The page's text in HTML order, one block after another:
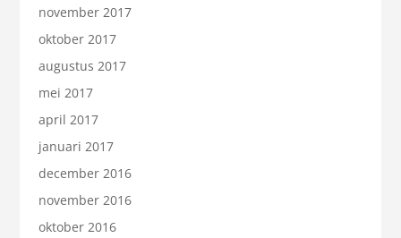
november 2017
oktober 2017
augustus 2017
mei 2017
april 2017
januari 2017
december 2016
november 2016
oktober 2016